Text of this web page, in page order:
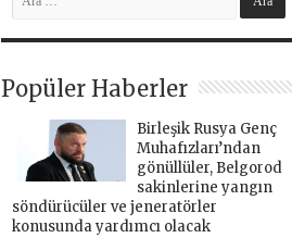
Popüler Haberler
Birleşik Rusya Genç
Muhafızları’ndan
gönüllüler, Belgorod
sakinlerine yangın
söndürücüler ve jeneratörler
konusunda yardımcı olacak